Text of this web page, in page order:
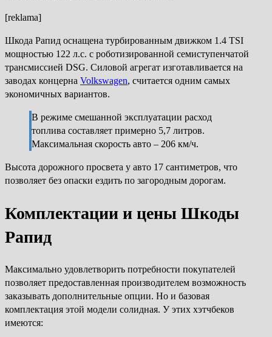
[reklama]
Шкода Рапид оснащена турбированным движком 1.4 TSI
мощностью 122 л.с. с роботизированной семиступенчатой
трансмиссией DSG. Силовой агрегат изготавливается на
заводах концерна Volkswagen, считается одним самых
экономичных вариантов.
В режиме смешанной эксплуатации расход
топлива составляет примерно 5,7 литров.
Максимальная скорость авто – 206 км/ч.
Высота дорожного просвета у авто 17 сантиметров, что
позволяет без опаски ездить по загородным дорогам.
Комплектации и цены Шкоды
Рапид
Максимально удовлетворить потребности покупателей
позволяет предоставленная производителем возможность
заказывать дополнительные опции. Но и базовая
комплектация этой модели солидная. У этих хэтчбеков
имеются: